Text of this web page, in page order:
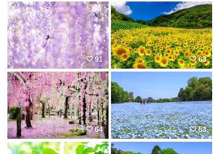
91 63
64 53